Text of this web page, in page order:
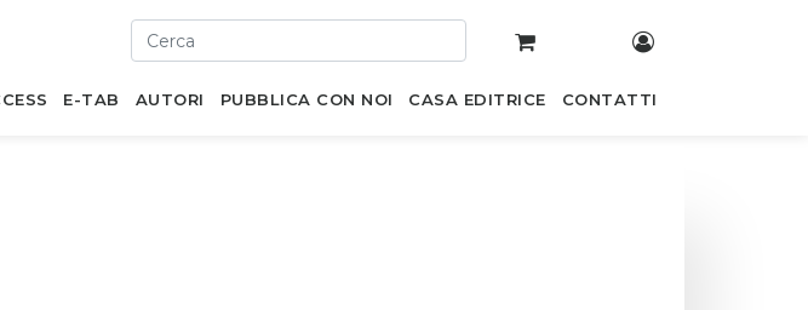
E-TAB AUTORI PUBBLICA CON NOI CASA EDITRICE CONTATTI